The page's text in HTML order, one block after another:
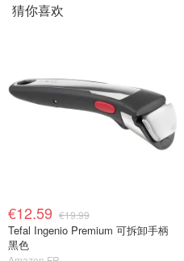
猜你喜欢
€12.59 €19.99
Tefal Ingenio Premium 可拆卸手柄
黑色